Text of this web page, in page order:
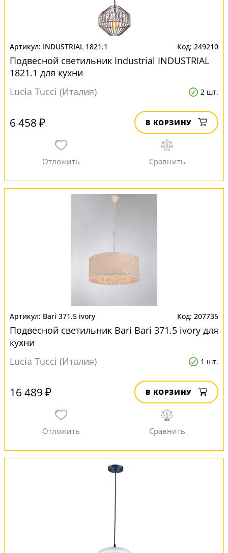
INDUSTRIAL 1821.1 249210
Подвесной светильник Industrial INDUSTRIAL
1821.1 для кухни
Lucia Tucci (Италия)
2 шт.
6 458 ₽ В КОРЗИНУ
Bari 371.5 ivory 207735
Подвесной светильник Bari Bari 371.5 ivory для
кухни
Lucia Tucci (Италия)
1 шт.
16 489 ₽ В КОРЗИНУ